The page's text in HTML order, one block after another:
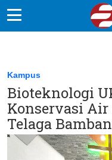
Sekolah Kita
Vokasi
Kampus
Idea
Kampus
Bioteknologi
Konservasi
Telaga Bamban